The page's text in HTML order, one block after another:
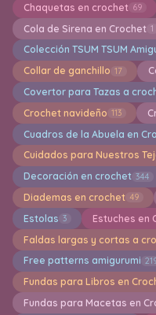
Chaquetas en crochet 69
Cola de Sirena en Crochet 1
Colección TSUM TSUM
Collar de ganchillo 17
Covertor para Tazas a
Crochet navideño 113
Cuadros de la Abuela en
Cuidados para Nuestros
Decoración en crochet 344
Diademas en crochet 49
Estolas 3 Estuches en
Faldas largas y cortas a
Free patterns amigurumi
Fundas para Libros en
Fundas para Macetas en